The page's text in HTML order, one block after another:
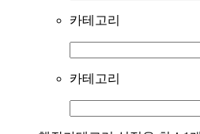
카테고리
카테고리